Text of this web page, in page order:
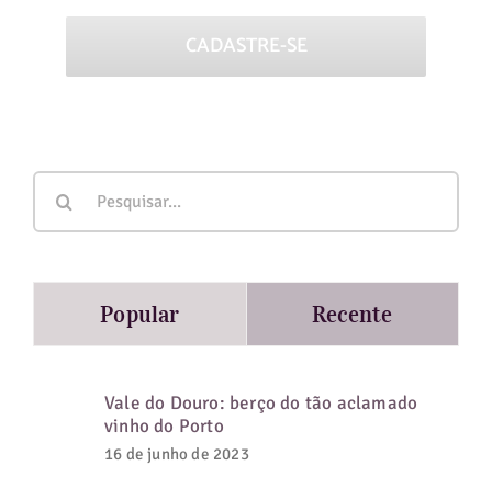
Popular Recente
Vale do Douro: berço do tão aclamado
vinho do Porto
16 de junho de 2023